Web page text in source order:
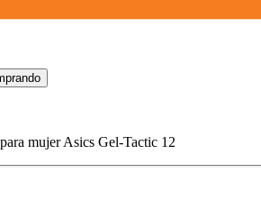
mujer Asics Gel-Tactic 12